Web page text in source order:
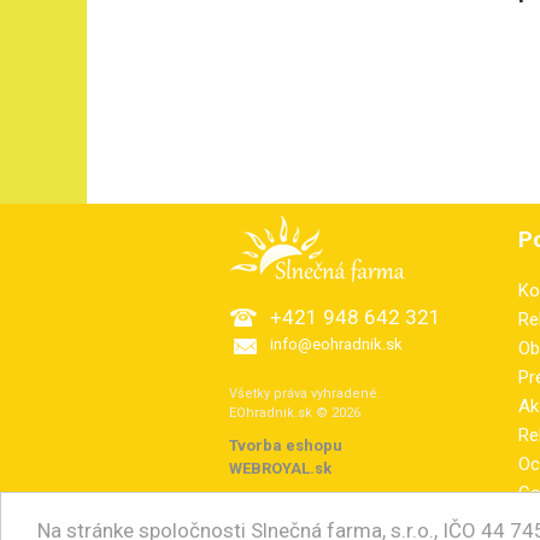
Na stránke spoločnosti Slnečná farma, s.r.o., IČO 44
+421 948 642 321
info@eohradnik.sk
Všetky práva vyhradené.
EOhradnik.sk © 2026
Tvorba eshopu:
WEBROYAL.sk